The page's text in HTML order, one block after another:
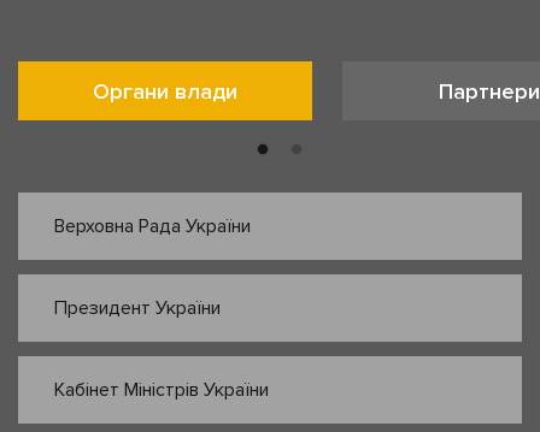
Органи влади Партнери
Верховна Рада України
Президент України
Кабінет Міністрів України